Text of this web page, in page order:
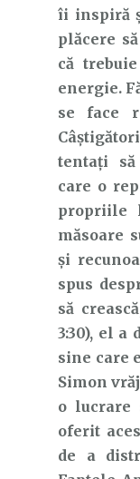
îi inspiră
plăcere
că
energie.
se face
tentați
care o
propriile
măsoare
și
spus
să
3:30), el a
sine care
Simon
o lucrare
oferit
de a